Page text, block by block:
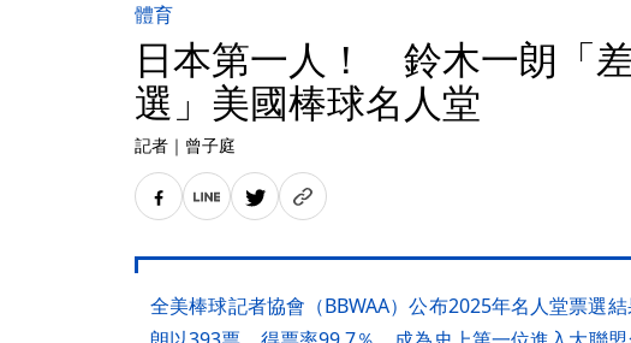
體育
日本第一人！ 鈴木一朗「
選」美國棒球名人堂
記者 ｜ 曾子庭
全美棒球記者協會（BBWAA）公布2025年名人堂票選